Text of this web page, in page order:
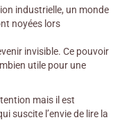
industrielle, un monde
noyées lors
invisible. Ce pouvoir
utile pour une
mais il est
suscite l’envie de lire la